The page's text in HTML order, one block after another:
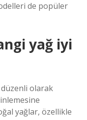
de popüler
yağ iyi
düzenli olarak
yağlar, özellikle